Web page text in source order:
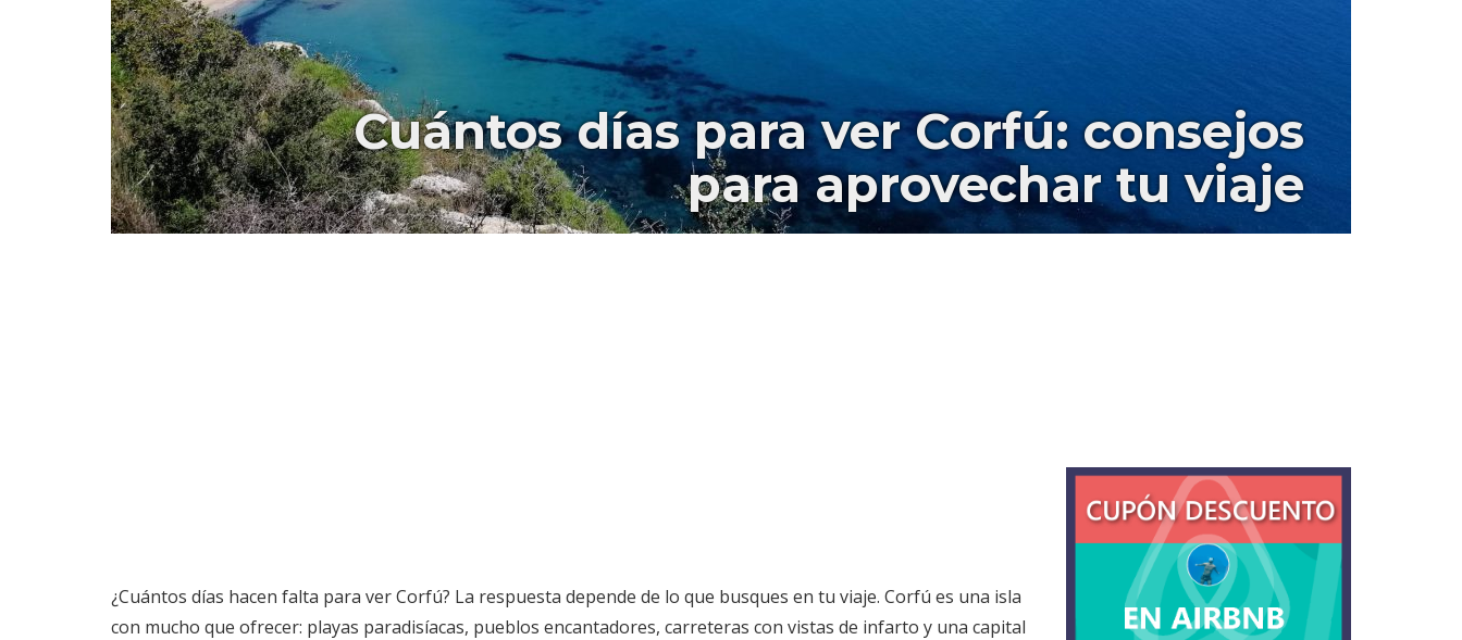
Cuántos días para ver Corfú: consejos
para aprovechar tu viaje
¿Cuántos días hacen falta para ver Corfú? La respuesta depende de lo que busques en tu viaje. Corfú es una isla
con mucho que ofrecer: playas paradisíacas, pueblos encantadores, carreteras con vistas de infarto y una capital